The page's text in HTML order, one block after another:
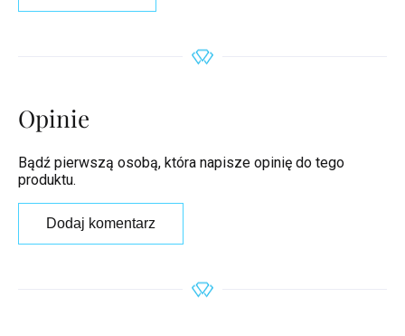
Opinie
Bądź pierwszą osobą, która napisze opinię do tego
produktu.
Dodaj komentarz